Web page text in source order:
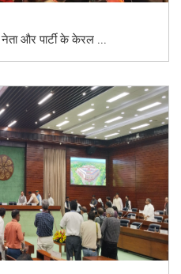
नेता और पार्टी के केरल ...